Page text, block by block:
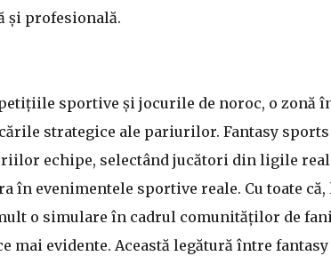
și profesională.
sportive și jocurile de noroc, o zonă
strategice ale pariurilor. Fantasy sports
echipe, selectând jucători din ligile
în evenimentele sportive reale. Cu toate că,
o simulare în cadrul comunităților de
mai evidente. Această legătură între fantasy